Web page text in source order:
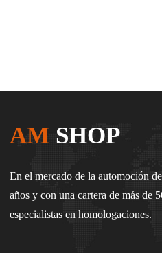
AM SHOP
En el mercado de la automoción
años y con una cartera de más de
especialistas en homologaciones.